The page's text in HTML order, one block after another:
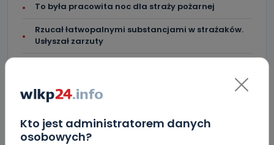
Kto jest administratorem danych
osobowych?
To była pracowita noc dla straży pożarnej
Rzucał łatwopalnymi substancjami w strażaków.
Usłyszał zarzuty
[WIDEO]